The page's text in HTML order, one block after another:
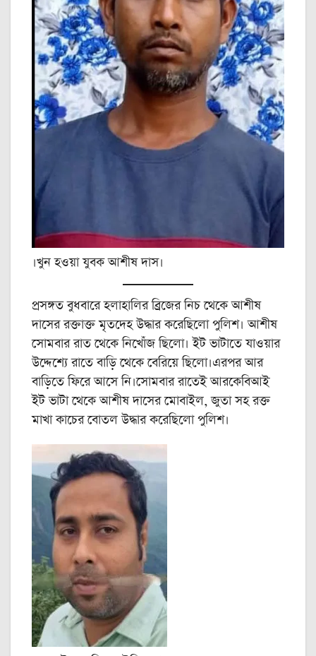
।খুন হওয়া যুবক আশীষ দাস।
প্রসঙ্গত বুধবারে হলাহালির ব্রিজের নিচ থেকে আশীষ
দাসের রক্তাক্ত মৃতদেহ উদ্ধার করেছিলো পুলিশ। আশীষ
সোমবার রাত থেকে নিখোঁজ ছিলো। ইট ভাটাতে যাওয়ার
উদ্দেশ্যে রাতে বাড়ি থেকে বেরিয়ে ছিলো।এরপর আর
বাড়িতে ফিরে আসে নি।সোমবার রাতেই আরকেবিআই
ইট ভাটা থেকে আশীষ দাসের মোবাইল, জুতা সহ রক্ত
মাখা কাচের বোতল উদ্ধার করেছিলো পুলিশ।